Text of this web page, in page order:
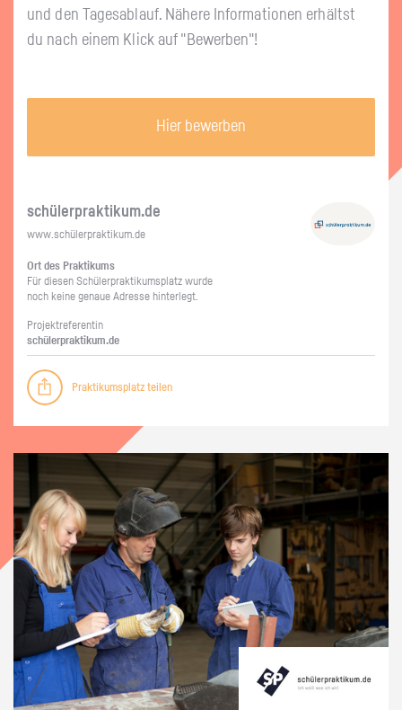
und den Ta­ges­ab­lauf. Nä­he­re In­for­ma­tio­nen er­hältst
du nach einem Klick auf "Be­wer­ben"!
Hier bewerben
schü­ler­prak­ti­kum.de
www.​schüler​prak​tiku​m.​de
Ort des Prak­ti­kums
Für die­sen Schü­ler­prak­ti­kums­platz wurde
noch keine ge­naue Adres­se hin­ter­legt.
Pro­jekt­re­fe­ren­tin
schü­ler­prak­ti­kum.de
Praktikumsplatz teilen